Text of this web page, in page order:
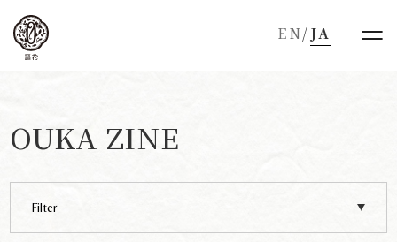
EN/JA
OUKA ZINE
Filter